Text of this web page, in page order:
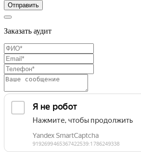
Отправить
Заказать аудит